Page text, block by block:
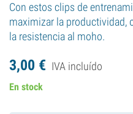
Con estos clips de
maximizar la productividad,
la resistencia al moho.
3,00 € IVA incluído
En stock